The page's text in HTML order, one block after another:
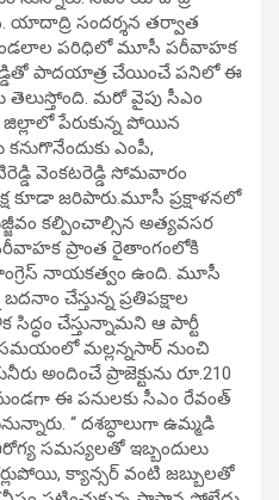
యాదాద్రి సందర్శన తర్వాత
పరిధిలో మూసీ పరీవాహక
పాదయాత్ర చేయించే పనిలో ఈ
తెలుస్తోంది. మరో వైపు సీఎం
పేరుకున్న పోయిన
ఎంపీ,
వెంకటరెడ్డి సోమవారం
జరిపారు.మూసీ ప్రక్షాళనలో
కల్పించాల్సిన అత్యవసర
ప్రాంత రైతాంగంలోకి
నాయకత్వం ఉంది. మూసీ
చేస్తున్న ప్రతిపక్షాల
సిద్ధం చేస్తున్నామని ఆ పార్టీ
మల్లన్నసార్ నుంచి
అందించే ప్రాజెక్టును రూ.210
ఈ పనులకు సీఎం రేవంత్
‘‘ దశబ్ధాలుగా ఉమ్మడి
సమస్యలతో ఇబ్బందులు
క్యాన్సర్ వంటి జబ్బులతో